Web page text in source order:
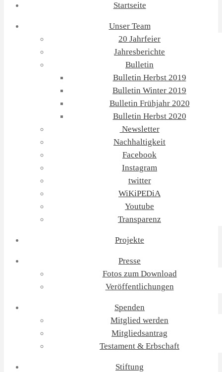
Startseite
Unser Team
20 Jahrfeier
Jahresberichte
Bulletin
Bulletin Herbst 2019
Bulletin Winter 2019
Bulletin Frühjahr 2020
Bulletin Herbst 2020
Newsletter
Nachhaltigkeit
Facebook
Instagram
twitter
WiKiPEDiA
Youtube
Transparenz
Projekte
Presse
Fotos zum Download
Veröffentlichungen
Spenden
Mitglied werden
Mitgliedsantrag
Testament & Erbschaft
Stiftung